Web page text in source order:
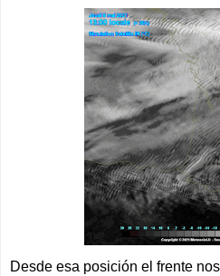
Desde esa posición el frente